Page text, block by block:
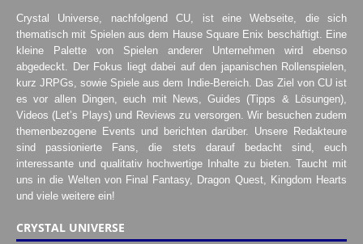
Crystal Universe, nachfolgend CU, ist eine Webseite, die sich
thematisch mit Spielen aus dem Hause Square Enix beschäftigt. Eine
kleine Palette von Spielen anderer Unternehmen wird ebenso
abgedeckt. Der Fokus liegt dabei auf den japanischen Rollenspielen,
kurz JRPGs, sowie Spiele aus dem Indie-Bereich. Das Ziel von CU ist
es vor allen Dingen, euch mit News, Guides (Tipps & Lösungen),
Videos (Let’s Plays) und Reviews zu versorgen. Wir besuchen zudem
themenbezogene Events und berichten darüber. Unsere Redakteure
sind passionierte Fans, die stets darauf bedacht sind, euch
interessante und qualitativ hochwertige Inhalte zu bieten. Taucht mit
uns in die Welten von Final Fantasy, Dragon Quest, Kingdom Hearts
und viele weitere ein!
CRYSTAL UNIVERSE